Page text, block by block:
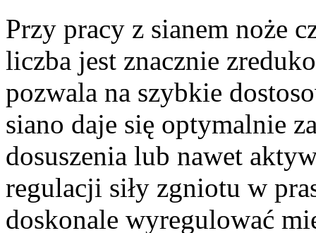
Przy pracy z sianem noże
liczba jest znacznie
pozwala na szybkie
siano daje się optymalnie
dosuszenia lub nawet
regulacji siły zgniotu w
doskonale wyregulować